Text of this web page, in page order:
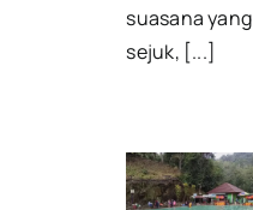
suasana yang
sejuk, [...]